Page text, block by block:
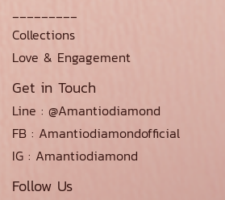
Collections
Love & Engagement
Get in Touch
Line : @Amantiodiamond
FB : Amantiodiamondofficial
IG : Amantiodiamond
Follow Us